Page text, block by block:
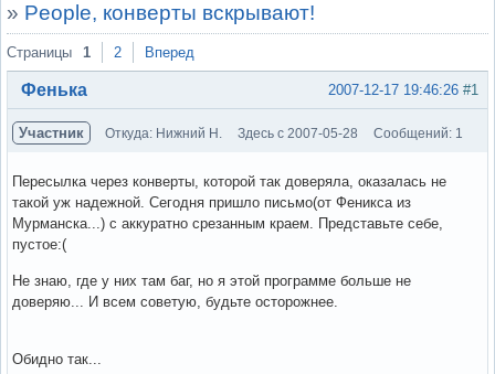
» People, конверты вскрывают!
Страницы 1 2 Вперед
#1
2007-12-17 19:46:26
Фенька
Участник Откуда: Нижний Н. Здесь с 2007-05-28 Сообщений: 1
Пересылка через конверты, которой так доверяла, оказалась не
такой уж надежной. Сегодня пришло письмо(от Феникса из
Мурманска...) с аккуратно срезанным краем. Представьте себе,
пустое:(
Не знаю, где у них там баг, но я этой программе больше не
доверяю... И всем советую, будьте осторожнее.
Обидно так...